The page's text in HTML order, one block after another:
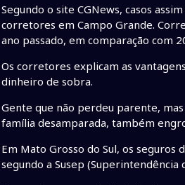
Segundo o site CGNews, casos
corretores em Campo Grande.
ano passado, em comparação com
Os corretores explicam as
dinheiro de sobra.
Gente que não perdeu parente,
família desamparada, também
Em Mato Grosso do Sul, os seguros
segundo a Susep